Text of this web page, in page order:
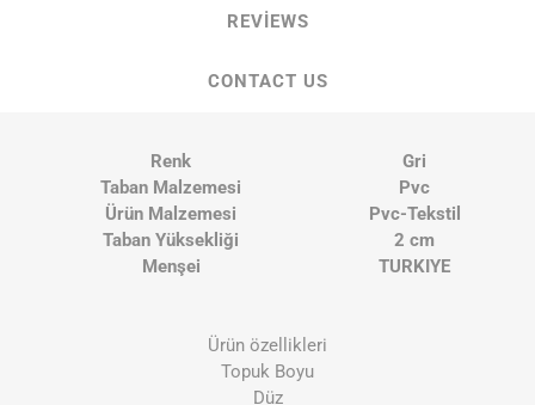
REVIEWS
CONTACT US
Renk
Gri
Taban Malzemesi
Pvc
Ürün Malzemesi
Pvc-Tekstil
Taban Yüksekliği
2 cm
Menşei
TURKIYE
Ürün özellikleri
Topuk Boyu
Düz